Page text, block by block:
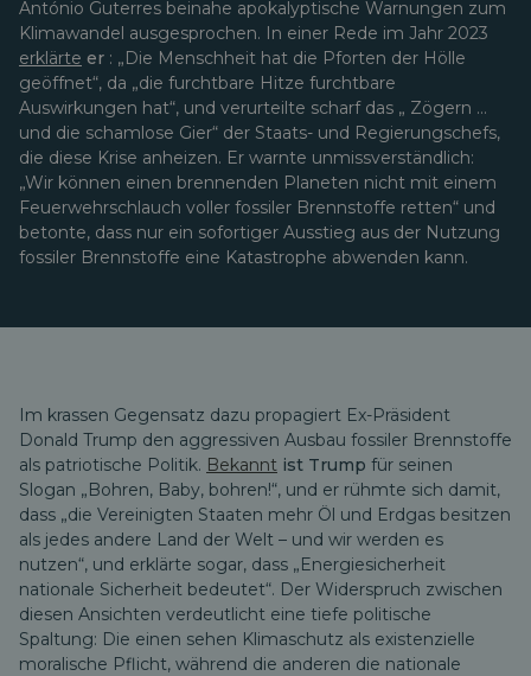
António Guterres beinahe apokalyptische Warnungen zum
Klimawandel ausgesprochen. In einer Rede im Jahr 2023
erklärte er : „Die Menschheit hat die Pforten der Hölle
geöffnet“, da „die furchtbare Hitze furchtbare
Auswirkungen hat“, und verurteilte scharf das „ Zögern …
und die schamlose Gier“ der Staats- und Regierungschefs,
die diese Krise anheizen. Er warnte unmissverständlich:
„Wir können einen brennenden Planeten nicht mit einem
Feuerwehrschlauch voller fossiler Brennstoffe retten“ und
betonte, dass nur ein sofortiger Ausstieg aus der Nutzung
fossiler Brennstoffe eine Katastrophe abwenden kann.
Im krassen Gegensatz dazu propagiert Ex-Präsident
Donald Trump den aggressiven Ausbau fossiler Brennstoffe
als patriotische Politik. Bekannt ist Trump für seinen
Slogan „Bohren, Baby, bohren!“, und er rühmte sich damit,
dass „die Vereinigten Staaten mehr Öl und Erdgas besitzen
als jedes andere Land der Welt – und wir werden es
nutzen“, und erklärte sogar, dass „Energiesicherheit
nationale Sicherheit bedeutet“. Der Widerspruch zwischen
diesen Ansichten verdeutlicht eine tiefe politische
Spaltung: Die einen sehen Klimaschutz als existenzielle
moralische Pflicht, während die anderen die nationale